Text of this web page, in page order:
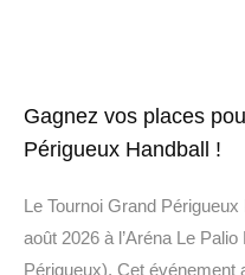
Gagnez vos places
Périgueux Handball !
Le Tournoi Grand
août 2026 à l’Aréna Le
Périgueux). Cet événement